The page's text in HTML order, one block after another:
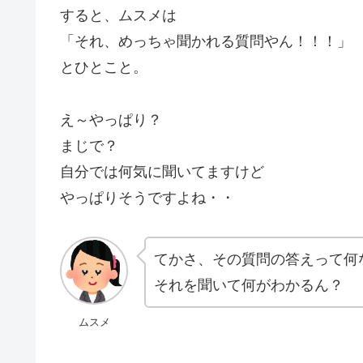
すると、ムスメは
「それ、めっちゃ聞かれる質問やん！！！」
とひとこと。
え～やっぱり？
まじで？
自分では何気に聞いてますけど
やっぱりそうですよね・・
ムスメ
てかさ、その質問の答えって何
それを聞いて何がわかるん？